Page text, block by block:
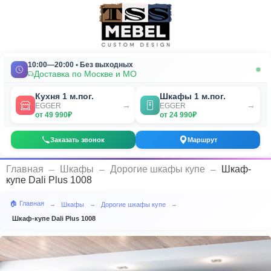
10:00—20:00 • Без выходных
Доставка по Москве и МО
Кухня 1 м.пог.
EGGER
от 49 990₽
→
Шкафы 1 м.пог.
EGGER
от 24 990₽
→
Заказать звонок Маршрут
Главная Шкафы Дорогие шкафы купе
Шкаф-
купе Dali Plus 1008
🏠 Главная → Шкафы → Дорогие шкафы купе →
Шкаф-купе Dali Plus 1008